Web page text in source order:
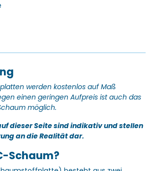
werden kostenlos auf Maß
einen geringen Aufpreis ist auch das
möglich.
dieser Seite sind indikativ und stellen
an die Realität dar.
Schaum?